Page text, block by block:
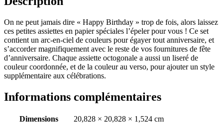
On ne peut jamais dire « Happy Birthday » trop de fois, alors laissez
ces petites assiettes en papier spéciales l’épeler pour vous ! Ce set
contient un arc-en-ciel de couleurs pour égayer tout anniversaire, et
s’accorder magnifiquement avec le reste de vos fournitures de fête
d’anniversaire. Chaque assiette octogonale a aussi un liseré de
couleur coordonnée, et de la couleur au verso, pour ajouter un style
supplémentaire aux célébrations.
Informations complémentaires
Dimensions 20,828 × 20,828 × 1,524 cm